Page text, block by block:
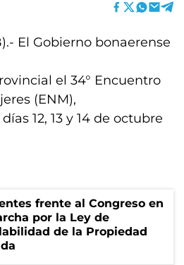
El Gobierno bonaerense
el 34° Encuentro
(ENM),
12, 13 y 14 de octubre
frente al Congreso en
por la Ley de
de la Propiedad